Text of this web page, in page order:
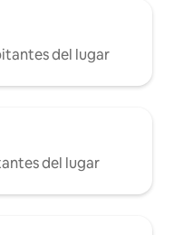
del lugar
del lugar